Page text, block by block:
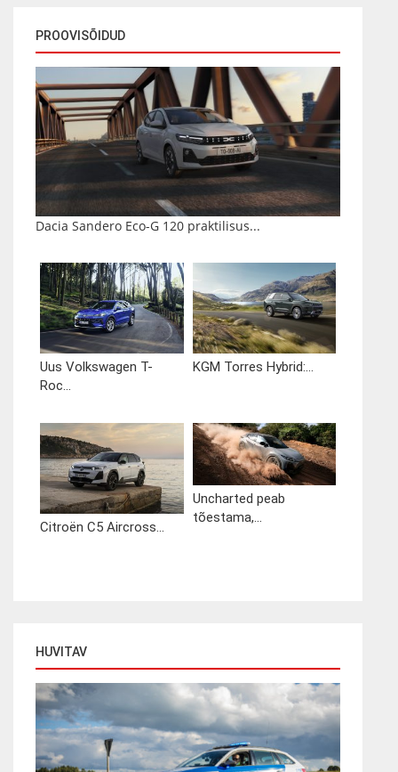
PROOVISÕIDUD
Dacia Sandero Eco-G 120 praktilisus...
Uus Volkswagen T-
Roc...
KGM Torres Hybrid:...
Citroën C5 Aircross...
Uncharted peab
tõestama,...
HUVITAV